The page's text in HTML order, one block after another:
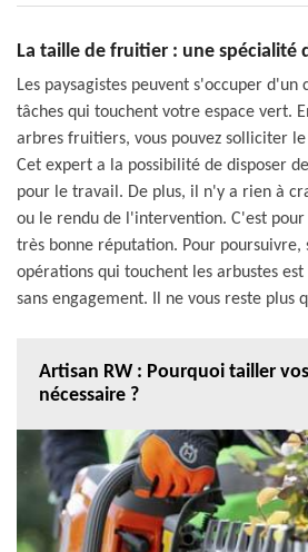
La taille de fruitier : une spécialité
Les paysagistes peuvent s'occuper
tâches qui touchent votre espace vert.
arbres fruitiers, vous pouvez solliciter le
Cet expert a la possibilité de disposer
pour le travail. De plus, il n'y a rien à
ou le rendu de l'intervention. C'est
très bonne réputation. Pour poursuivre,
opérations qui touchent les arbustes
sans engagement. Il ne vous reste plus
Artisan RW : Pourquoi tailler
nécessaire ?